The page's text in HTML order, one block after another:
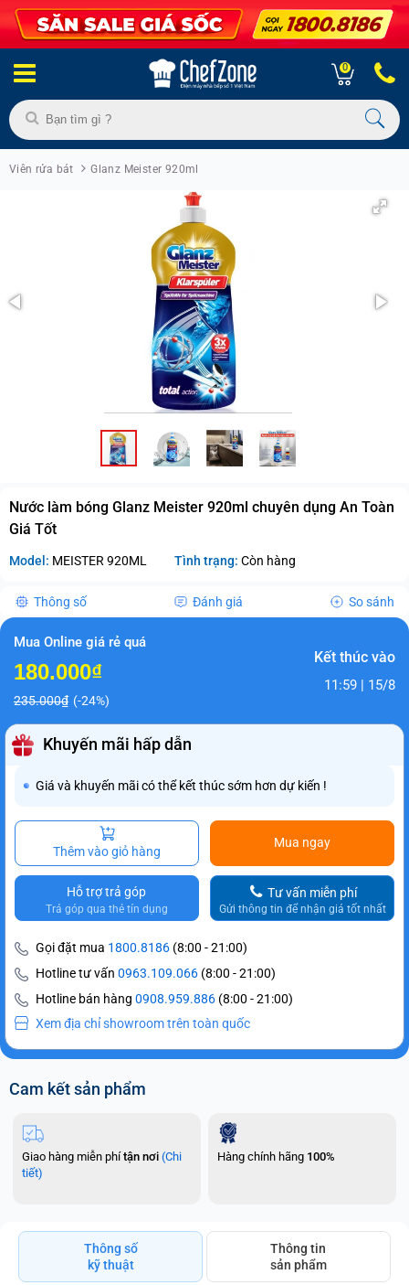
0
Viên rửa bát Glanz Meister 920ml
Nước làm bóng Glanz Meister 920ml chuyên dụng An Toàn
Giá Tốt
Model: MEISTER 920ML Tình trạng: Còn hàng
Thông số Đánh giá So sánh
Mua Online giá rẻ quá
180.000₫
235.000₫ (-24%)
Kết thúc vào
11:59 | 15/8
Khuyến mãi hấp dẫn
Giá và khuyến mãi có thể kết thúc sớm hơn dự kiến !
Thêm vào giỏ hàng
Mua ngay
Hỗ trợ trả góp
Trả góp qua thẻ tín dụng
Tư vấn miễn phí
Gửi thông tin để nhận giá tốt nhất
Gọi đặt mua 1800.8186 (8:00 - 21:00)
Hotline tư vấn 0963.109.066 (8:00 - 21:00)
Hotline bán hàng 0908.959.886 (8:00 - 21:00)
Xem địa chỉ showroom trên toàn quốc
Cam kết sản phẩm
Giao hàng miễn phítận nơi (Chi
tiết)
Hàng chính hãng 100%
Thông số
kỹ thuật
Thông tin
sản phẩm